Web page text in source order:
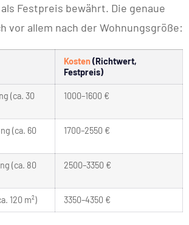
Festpreis bewährt. Die genaue
vor allem nach der Wohnungsgröße:
Kosten(Richtwert,
Festpreis)
(ca. 30
1000–1600 €
(ca. 60
1700–2550 €
(ca. 80
2500–3350 €
120 m²) 3350–4350 €